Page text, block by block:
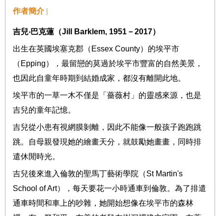
作者簡介 |
吉兒‧巴克蓮（Jill Barklem, 1951 －2017）
出生在英國埃塞克郡（ Essex County）的埃平市
（ Epping），最留戀的莫過於埃平市豐富的自然美景，
也因此自童年時期到結婚成家，都沒有離開此地。
埃平市的一草一木不僅是「薔薇村」的靈感來源，也是
吉兒的童年記憶。
吉兒從小患有視網膜剝離，因此不能像一般孩子跑跑跳
跳。自母親發現她的繪畫天分，就鼓勵她畫畫，同時排
遣休閒時光。
吉兒後來進入倫敦的聖馬丁藝術學院（St Martin's
School of Art），每天要花一小時通車到倫敦。為了排遣
通車時間和車上的吵雜，她開始想像在埃平市的森林